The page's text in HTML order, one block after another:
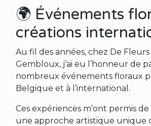
🌍 Événements
créations
Au fil des années, chez De Fleurs
Gembloux, j’ai eu l’honneur de
nombreux événements floraux
Belgique et à l’international.
Ces expériences m’ont permis
une approche artistique unique